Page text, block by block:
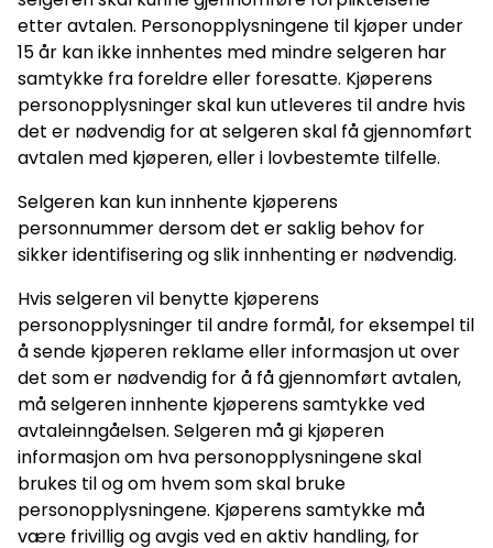
etter avtalen. Personopplysningene til kjøper under
15 år kan ikke innhentes med mindre selgeren har
samtykke fra foreldre eller foresatte. Kjøperens
personopplysninger skal kun utleveres til andre hvis
det er nødvendig for at selgeren skal få gjennomført
avtalen med kjøperen, eller i lovbestemte tilfelle.
Selgeren kan kun innhente kjøperens
personnummer dersom det er saklig behov for
sikker identifisering og slik innhenting er nødvendig.
Hvis selgeren vil benytte kjøperens
personopplysninger til andre formål, for eksempel til
å sende kjøperen reklame eller informasjon ut over
det som er nødvendig for å få gjennomført avtalen,
må selgeren innhente kjøperens samtykke ved
avtaleinngåelsen. Selgeren må gi kjøperen
informasjon om hva personopplysningene skal
brukes til og om hvem som skal bruke
personopplysningene. Kjøperens samtykke må
være frivillig og avgis ved en aktiv handling, for